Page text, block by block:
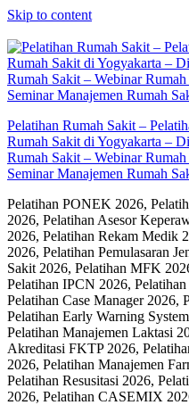
Skip to content
Pelatihan Rumah Sakit –
Rumah Sakit di Yogyakarta –
Rumah Sakit – Webinar
Seminar Manajemen Rumah
Pelatihan PONEK 2026,
2026, Pelatihan Asesor
2026, Pelatihan Rekam Medik
2026, Pelatihan Pemulasaran
Sakit 2026, Pelatihan MFK
Pelatihan IPCN 2026,
Pelatihan Case Manager
Pelatihan Early Warning
Pelatihan Manajemen Laktasi
Akreditasi FKTP 2026,
2026, Pelatihan Manajemen
Pelatihan Resusitasi 2026,
2026, Pelatihan CASEMIX